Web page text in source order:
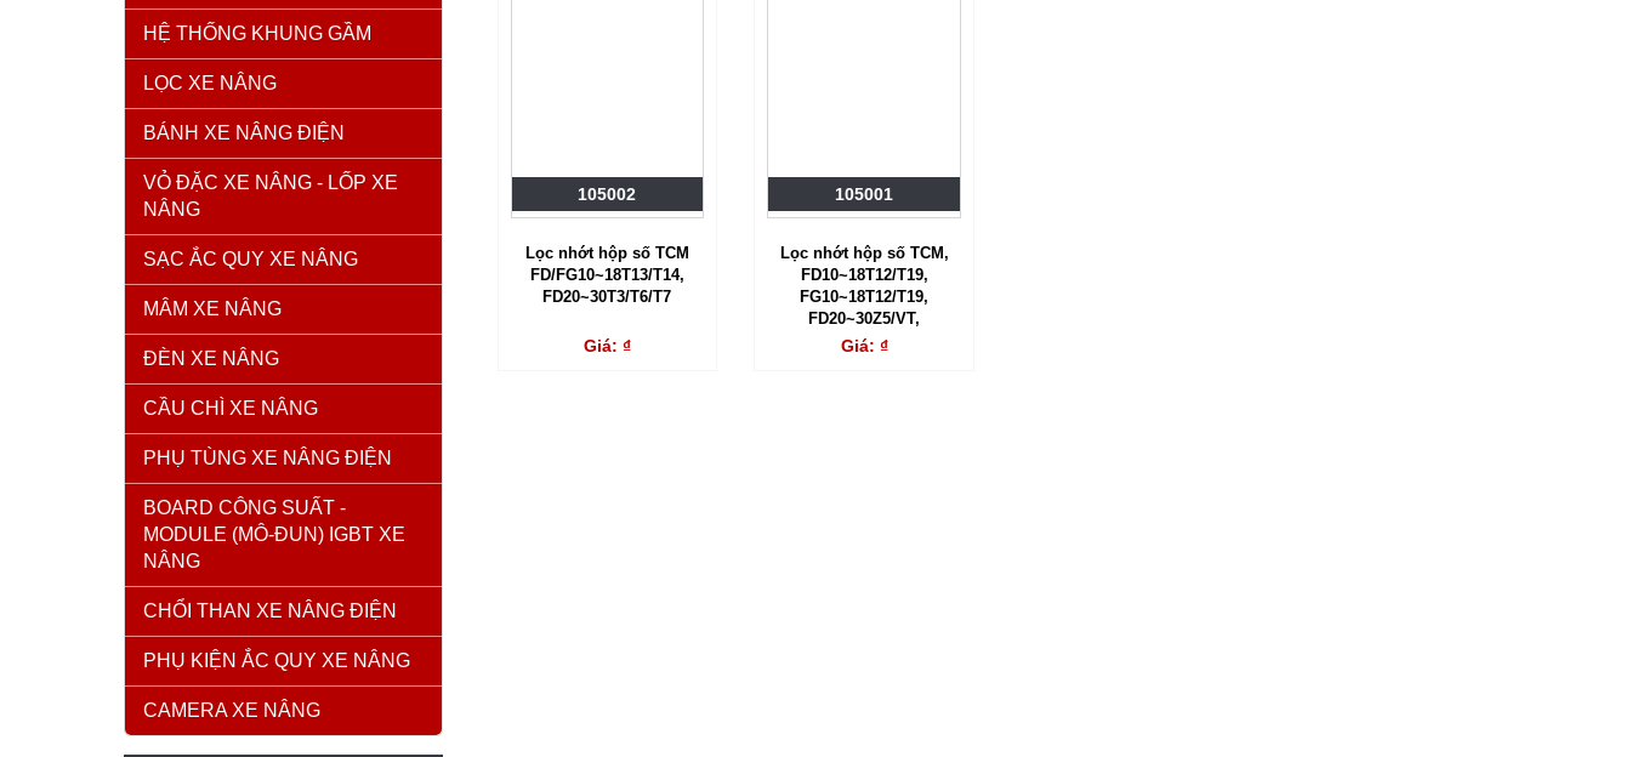
105002
Lọc nhớt hộp số TCM
FD/FG10~18T13/T14,
FD20~30T3/T6/T7
Giá: ₫
105001
Lọc nhớt hộp số TCM,
FD10~18T12/T19,
FG10~18T12/T19,
FD20~30Z5/VT,
FD20~30T6/T3
Giá: ₫
HỆ THỐNG KHUNG GẦM
LỌC XE NÂNG
BÁNH XE NÂNG ĐIỆN
VỎ ĐẶC XE NÂNG - LỐP XE
NÂNG
SẠC ẮC QUY XE NÂNG
MÂM XE NÂNG
ĐÈN XE NÂNG
CẦU CHÌ XE NÂNG
PHỤ TÙNG XE NÂNG ĐIỆN
BOARD CÔNG SUẤT -
MODULE (MÔ-ĐUN) IGBT XE
NÂNG
CHỔI THAN XE NÂNG ĐIỆN
PHỤ KIỆN ẮC QUY XE NÂNG
CAMERA XE NÂNG